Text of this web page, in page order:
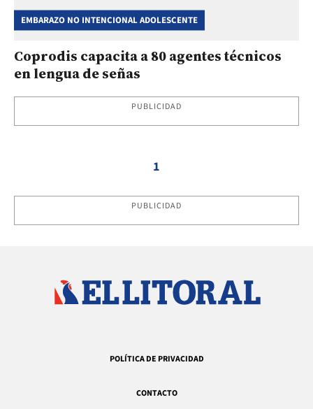
EMBARAZO NO INTENCIONAL ADOLESCENTE
Coprodis capacita a 80 agentes técnicos
en lengua de señas
PUBLICIDAD
1
PUBLICIDAD
POLÍTICA DE PRIVACIDAD
CONTACTO